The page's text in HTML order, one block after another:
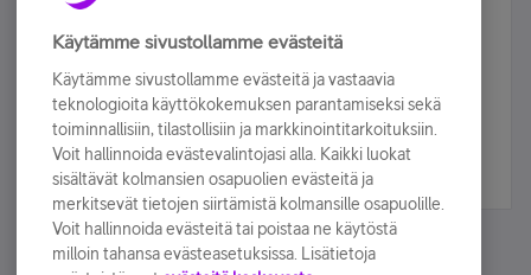
Tilaa Telian uutiskirje ja olet mukana arvonnassa.
sähköpostiisi.
Tilaa nyt
Käytämme sivustollamme evästeitä
Käytämme sivustollamme evästeitä ja vastaavia
teknologioita käyttökokemuksen parantamiseksi sekä
toiminnallisiin, tilastollisiin ja markkinointitarkoituksiin.
Voit hallinnoida evästevalintojasi alla. Kaikki luokat
sisältävät kolmansien osapuolien evästeitä ja
merkitsevät tietojen siirtämistä kolmansille osapuolille.
Voit hallinnoida evästeitä tai poistaa ne käytöstä
milloin tahansa evästeasetuksissa. Lisätietoja